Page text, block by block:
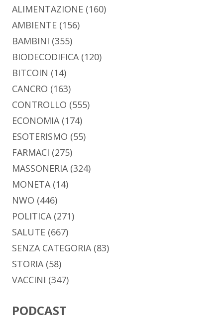
ALIMENTAZIONE (160)
AMBIENTE (156)
BAMBINI (355)
BIODECODIFICA(120)
BITCOIN (14)
CANCRO (163)
CONTROLLO (555)
ECONOMIA(174)
ESOTERISMO (55)
FARMACI (275)
MASSONERIA(324)
MONETA(14)
NWO (446)
POLITICA(271)
SALUTE (667)
SENZA CATEGORIA(83)
STORIA(58)
VACCINI (347)
PODCAST